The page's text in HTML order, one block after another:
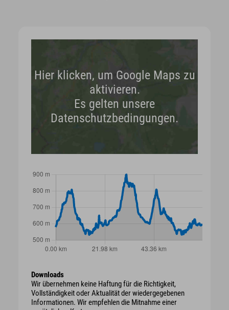
Hier klicken, um Google Maps zu
aktivieren.
Es gelten unsere
Datenschutzbedingungen.
Downloads
Wir übernehmen keine Haftung für die Richtigkeit,
Vollständigkeit oder Aktualität der wiedergegebenen
Informationen. Wir empfehlen die Mitnahme einer